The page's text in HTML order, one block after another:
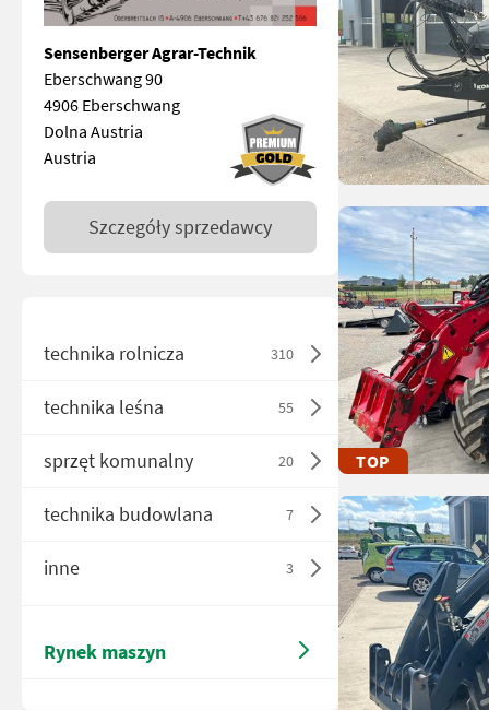
Sensenberger Agrar-Technik
Eberschwang 90
4906 Eberschwang
Dolna Austria
Austria
Szczegóły sprzedawcy
technika rolnicza 310
technika leśna 55
sprzęt komunalny 20
technika budowlana 7
inne 3
Rynek maszyn
TOP